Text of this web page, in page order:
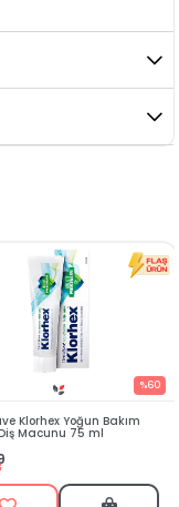
Black Berry Bitkisel